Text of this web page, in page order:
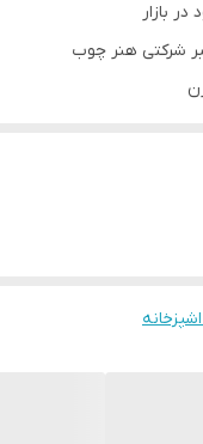
بازار
شرکتی هنر چوب
فقط برای یک عدد صندلی